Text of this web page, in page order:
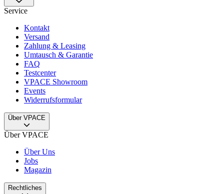
Service
Kontakt
Versand
Zahlung & Leasing
Umtausch & Garantie
FAQ
Testcenter
VPACE Showroom
Events
Widerrufsformular
Über VPACE
Über VPACE
Über Uns
Jobs
Magazin
Rechtliches